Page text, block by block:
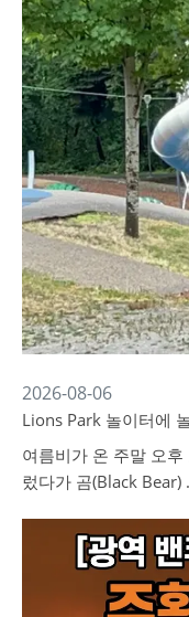
2026-08-06
Lions Park 놀이터에
여름비가 온 주말 오
렀다가 곰(Black Bear)